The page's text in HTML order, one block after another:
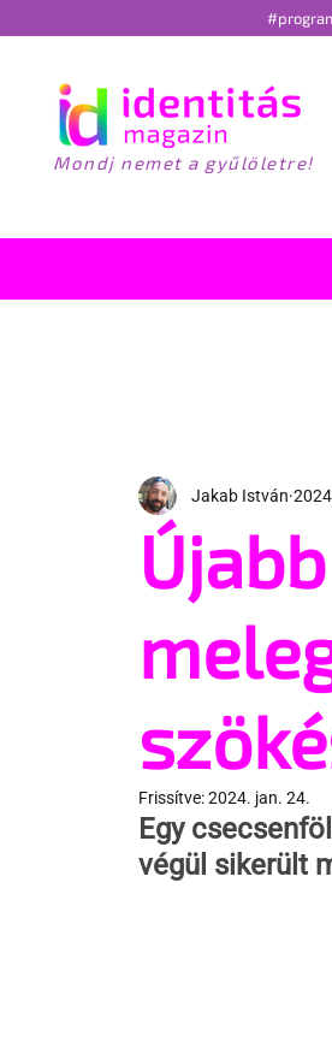
Mondj nemet a gyűlöletre!
Jakab István
Frissítve:2024. jan. 24.
Egy
végül sikerült